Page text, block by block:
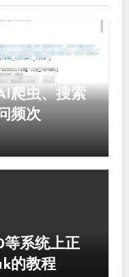
爬虫、搜索
频次
系统上正
的教程